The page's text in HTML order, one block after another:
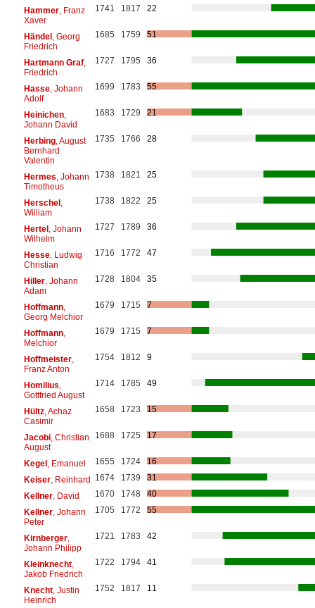
Hammer, Franz
Xaver
1741 1817 22
Händel, Georg
Friedrich
1685 1759 51
Hartmann Graf,
Friedrich
1727 1795 36
Hasse, Johann
Adolf
1699 1783 55
Heinichen,
Johann David
1683 1729 21
Herbing, August
Bernhard
Valentin
1735 1766 28
Hermes , Johann
Timotheus
1738 1821 25
Herschel,
William
1738 1822 25
Hertel, Johann
Wilhelm
1727 1789 36
Hesse, Ludwig
Christian
1716 1772 47
Hiller, Johann
Adam
1728 1804 35
Hoffmann,
Georg Melchior
1679 1715 7
Hoffmann,
Melchior
1679 1715 7
Hoffmeister,
Franz Anton
1754 1812 9
Homilius
Gottfried August
1714 1785 49
Hültz, Achaz
Casimir
1658 1723 15
Jacobi, Christian
August
1688 1725 17
Kegel, Emanuel 1655 1724
16
Keiser, Reinhard 1674 1739
31
Kellner, David 1670 1748
40
Kellner, Johann
Peter
1705 1772 55
Kirnberger,
Johann Philipp
1721 1783 42
Kleinknecht,
Jakob Friedrich
1722 1794 41
Knecht, Justin
Heinrich
1752 1817 11